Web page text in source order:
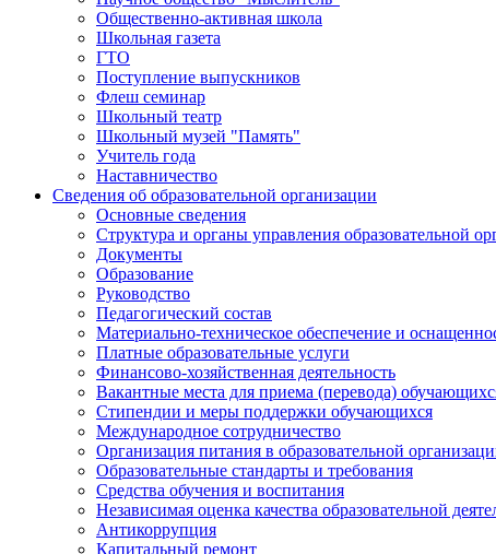
Общественно-активная школа
Школьная газета
ГТО
Поступление выпускников
Флеш семинар
Школьный театр
Школьный музей "Память"
Учитель года
Наставничество
Сведения об образовательной организации
Основные сведения
Структура и органы управления образовательной
Документы
Образование
Руководство
Педагогический состав
Материально-техническое обеспечение и
Платные образовательные услуги
Финансово-хозяйственная деятельность
Вакантные места для приема (перевода)
Стипендии и меры поддержки обучающихся
Международное сотрудничество
Организация питания в образовательной
Образовательные стандарты и требования
Средства обучения и воспитания
Независимая оценка качества образовательной
Антикоррупция
Капитальный ремонт